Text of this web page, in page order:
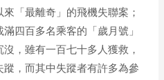
「最離奇」的飛機失聯案；
四百多名乘客的「歲月號」
，雖有一百七十多人獲救，
，而其中失蹤者有許多為參